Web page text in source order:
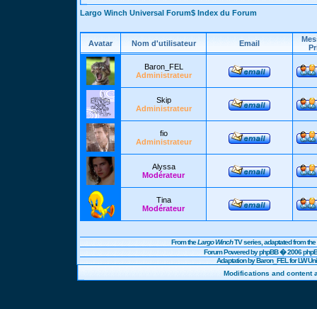
Largo Winch Universal Forum$ Index du Forum
Avatar Nom d'utilisateur Email
Baron_FEL
Administrateur
Skip
Administrateur
fio
Administrateur
Alyssa
Modérateur
Tina
Modérateur
From theLargo WinchTV series, adaptated from
Forum Powered byphpBB� 2006
Adaptation by Baron_FEL for LW
Modifications and content